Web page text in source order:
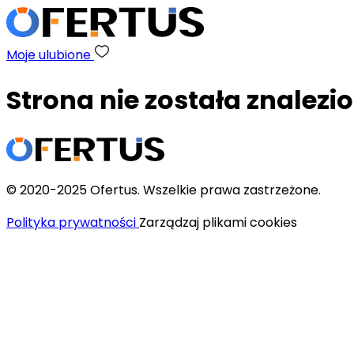
Moje ulubione
Strona nie została
© 2020-2025 Ofertus. Wszelkie prawa zastrzeżone.
Polityka prywatności Zarządzaj plikami cookies